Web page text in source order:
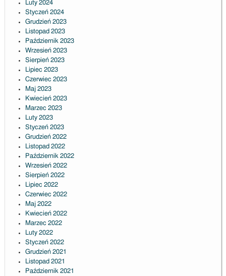
Luty 2024
Styczeń 2024
Grudzień 2023
Listopad 2023
Październik 2023
Wrzesień 2023
Sierpień 2023
Lipiec 2023
Czerwiec 2023
Maj 2023
Kwiecień 2023
Marzec 2023
Luty 2023
Styczeń 2023
Grudzień 2022
Listopad 2022
Październik 2022
Wrzesień 2022
Sierpień 2022
Lipiec 2022
Czerwiec 2022
Maj 2022
Kwiecień 2022
Marzec 2022
Luty 2022
Styczeń 2022
Grudzień 2021
Listopad 2021
Październik 2021